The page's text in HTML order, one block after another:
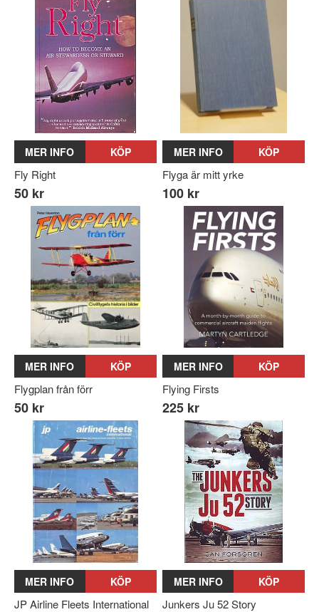
MER INFO KÖP
Fly Right
50 kr
MER INFO KÖP
Flyga är mitt yrke
100 kr
MER INFO KÖP
Flygplan från förr
50 kr
MER INFO KÖP
Flying Firsts
225 kr
MER INFO KÖP
JP Airline Fleets International
MER INFO KÖP
Junkers Ju 52 Story